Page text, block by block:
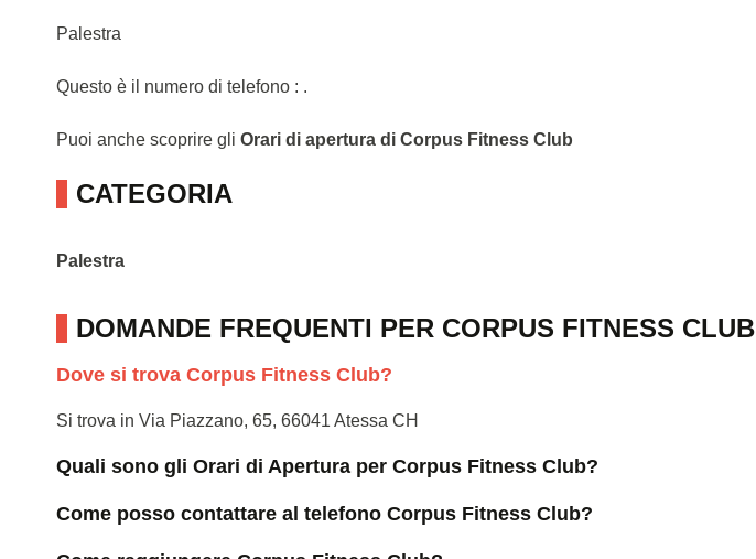
Palestra
Questo è il numero di telefono : .
Puoi anche scoprire gli Orari di apertura di Corpus Fitness Club
CATEGORIA
Palestra
DOMANDE FREQUENTI PER CORPUS FITNESS CLUB
Dove si trova Corpus Fitness Club?
Si trova in Via Piazzano, 65, 66041 Atessa CH
Quali sono gli Orari di Apertura per Corpus Fitness Club?
Come posso contattare al telefono Corpus Fitness Club?